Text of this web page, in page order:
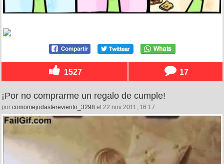
1527 17
¡Por no comprarme un regalo de cumple!
por comomejodastereviento_3298 el 22 nov 2011, 16:17